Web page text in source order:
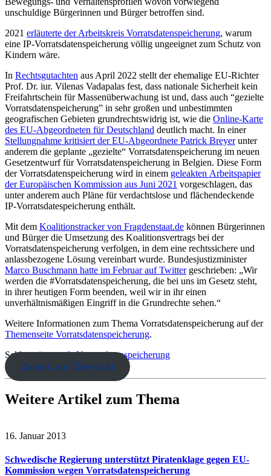
unschuldige Bürgerinnen und Bürger betroffen sind.
2021 erläuterte der Arbeitskreis Vorratsdatenspeicherung, warum
eine IP-Vorratsdatenspeicherung völlig ungeeignet zum Schutz von
Kindern wäre.
In Rechtsgutachten aus April 2022 stellt der ehemalige EU-Richter
Prof. Dr. iur. Vilenas Vadapalas fest, dass nationale Sicherheit kein
Freifahrtschein für Massenüberwachung ist und, dass auch “gezielte
Vorratsdatenspeicherung” in sehr großen und unbestimmten
geografischen Gebieten grundrechtswidrig ist, wie die Online-Karte
des EU-Abgeordneten für Deutschland deutlich macht. In einer
Stellungnahme kritisiert der EU-Abgeordnete Patrick Breyerunter
anderem die geplante „gezielte“ Vorratsdatenspeicherung im neuen
Gesetzentwurf für Vorratsdatenspeicherung in Belgien. Diese Form
der Vorratsdatenspeicherung wird in einem geleakten Arbeitspapier
der Europäischen Kommission aus Juni 2021 vorgeschlagen, das
unter anderem auch Pläne für verdachtslose und flächendeckende
IP-Vorratsdatespeicherung enthält.
Mit dem Koalitionstracker von Fragdenstaat.de können Bürgerinnen
und Bürger die Umsetzung des Koalitionsvertrags bei der
Vorratsdatenspeicherung verfolgen, in dem eine rechtssichere und
anlassbezogene Lösung vereinbart wurde. Bundesjustizminister
Marco Buschmann hatte im Februar auf Twittergeschrieben: „Wir
werden die #Vorratsdatenspeicherung, die bei uns im Gesetz steht,
in ihrer heutigen Form beenden, weil wir in ihr einen
unverhältnismäßigen Eingriff in die Grundrechte sehen.“
Weitere Informationen zum Thema Vorratsdatenspeicherung auf der
Themenseite Vorratsdatenspeicherung.
Schlagwörter: vds Vorratsdatenspeicherung
Zurück zur Übersicht
Weitere Artikel zum Thema
16. Januar 2013
Schwedische Regierung unterstützt Piratenklage gegen EU-
Kommission wegen Vorratsdatenspeicherung